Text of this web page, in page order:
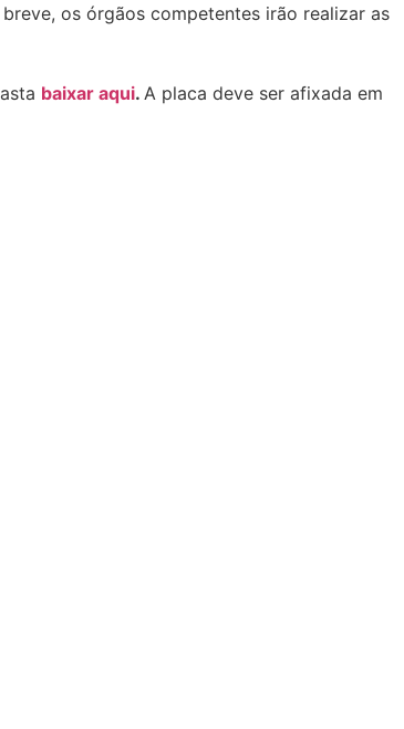
os órgãos competentes irão realizar as
baixar aqui. A placa deve ser afixada em